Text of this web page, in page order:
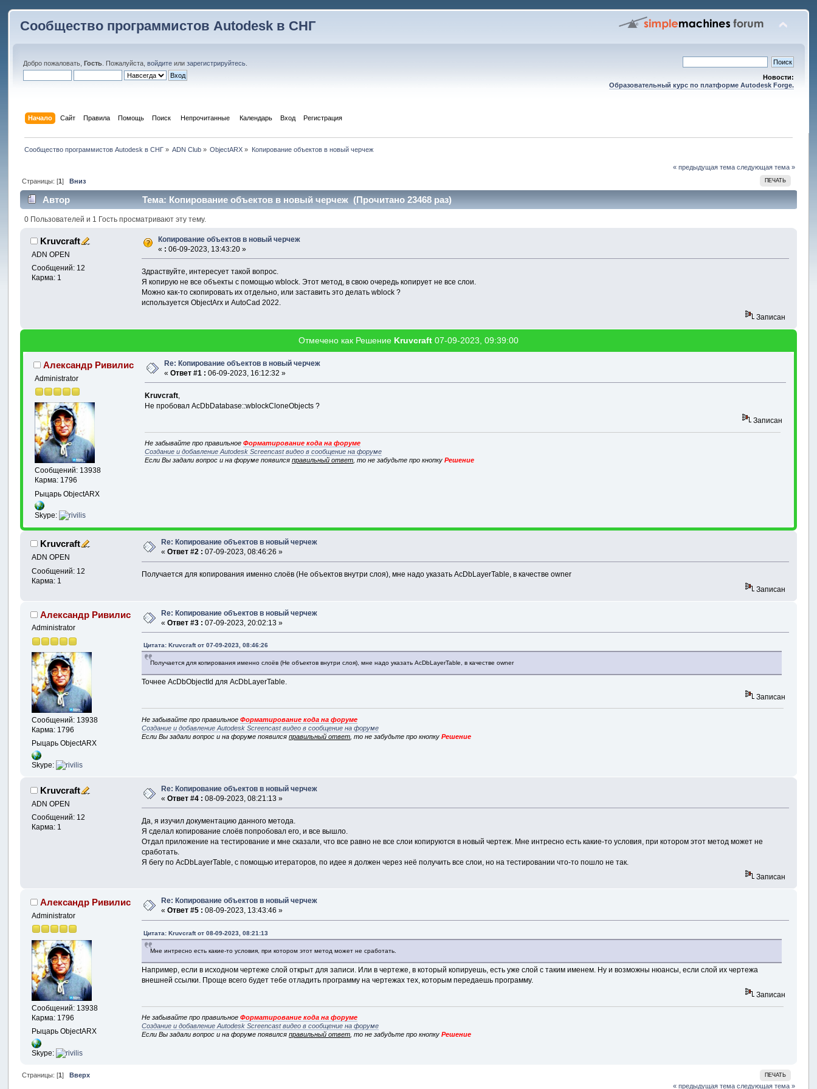
Сообщество программистов Autodesk в СНГ
Добро пожаловать,Гость . Пожалуйста,войдите илизарегистрируйтесь
Новости:
Образовательный курс по платформе Autodesk Forge.
Начало Сайт Правила Помощь Поиск Непрочитанные Календарь Вход Регистрация
Сообщество программистов Autodesk в СНГ» ADN Club » ObjectARX » Копирование объектов в новый черчеж
« предыдущая тема следующая тема »
ПЕЧАТЬ
Страницы: [1] Вниз
Автор Тема: Копирование объектов в новый черчеж (Прочитано 23468 раз)
0 Пользователей и 1 Гость просматривают эту тему.
Kruvcraft
ADN OPEN
Сообщений: 12
Карма: 1
Копирование объектов в новый черчеж
« : 06-09-2023, 13:43:20 »
Здраствуйте, интересует такой вопрос.
Я копирую не все объекты с помощью wblock. Этот метод, в свою очередь копирует не все слои.
Можно как-то скопировать их отдельно, или заставить это делать wblock ?
используется ObjectArx и AutoCad 2022.
Записан
Отмечено как Решение Kruvcraft07-09-2023, 09:39:00
Александр Ривилис
Administrator
Сообщений: 13938
Карма: 1796
Рыцарь ObjectARX
Skype:
Re: Копирование объектов в новый черчеж
«Ответ #1 : 06-09-2023, 16:12:32 »
Kruvcraft,
Не пробовал AcDbDatabase::wblockCloneObjects ?
Записан
Не забывайте про правильноеФорматирование кода на форуме
Создание и добавление Autodesk Screencast видео в сообщение на форуме
Если Вы задали вопрос и на форуме появилсяправильный ответ , то не забудьте про кнопкуРешение
Kruvcraft
ADN OPEN
Сообщений: 12
Карма: 1
Re: Копирование объектов в новый черчеж
«Ответ #2 : 07-09-2023, 08:46:26 »
Получается для копирования именно слоёв (Не объектов внутри слоя), мне надо указать AcDbLayerTable, в качестве owner
Записан
Александр Ривилис
Administrator
Сообщений: 13938
Карма: 1796
Рыцарь ObjectARX
Skype:
Re: Копирование объектов в новый черчеж
«Ответ #3 : 07-09-2023, 20:02:13 »
Цитата: Kruvcraft от 07-09-2023, 08:46:26
Получается для копирования именно слоёв (Не объектов внутри слоя), мне надо указать AcDbLayerTable, в качестве owner
Точнее AcDbObjectId для AcDbLayerTable.
Записан
Не забывайте про правильноеФорматирование кода на форуме
Создание и добавление Autodesk Screencast видео в сообщение на форуме
Если Вы задали вопрос и на форуме появилсяправильный ответ , то не забудьте про кнопкуРешение
Kruvcraft
ADN OPEN
Сообщений: 12
Карма: 1
Re: Копирование объектов в новый черчеж
«Ответ #4 : 08-09-2023, 08:21:13 »
Да, я изучил документацию данного метода.
Я сделал копирование слоёв попробовал его, и все вышло.
Отдал приложение на тестирование и мне сказали, что все равно не все слои копируются в новый чертеж. Мне интресно есть какие-то условия, при котором этот метод может не
сработать.
Я бегу по AcDbLayerTable, с помощью итераторов, по идее я должен через неё получить все слои, но на тестировании что-то пошло не так.
Записан
Александр Ривилис
Administrator
Сообщений: 13938
Карма: 1796
Рыцарь ObjectARX
Skype:
Re: Копирование объектов в новый черчеж
«Ответ #5 : 08-09-2023, 13:43:46 »
Цитата: Kruvcraft от 08-09-2023, 08:21:13
Мне интресно есть какие-то условия, при котором этот метод может не сработать.
Например, если в исходном чертеже слой открыт для записи. Или в чертеже, в который копируешь, есть уже слой с таким именем. Ну и возможны нюансы, если слой их чертежа
внешней ссылки. Проще всего будет тебе отладить программу на чертежах тех, которым передаешь программу.
Записан
Не забывайте про правильноеФорматирование кода на форуме
Создание и добавление Autodesk Screencast видео в сообщение на форуме
Если Вы задали вопрос и на форуме появилсяправильный ответ, то не забудьте про кнопкуРешение
ПЕЧАТЬ
Страницы: [1]
Вверх
« предыдущая тема следующая тема »